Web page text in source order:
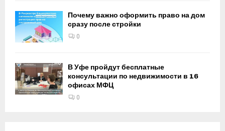
Почему важно оформить право на дом
сразу после стройки
0
В Уфе пройдут бесплатные
консультации по недвижимости в 16
офисах МФЦ
0